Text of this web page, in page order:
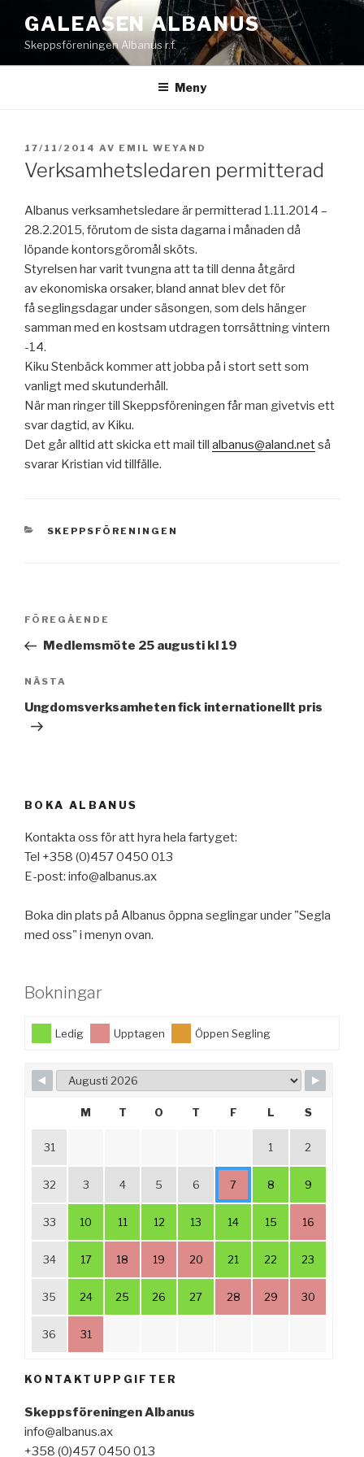
innehåll
GALEASEN ALBANUS
Skeppsföreningen Albanus r.f.
Meny
PUBLICERAT
17/11/2014 AV EMIL WEYAND
Verksamhetsledaren permitterad
Albanus verksamhetsledare är permitterad 1.11.2014 –
28.2.2015, förutom de sista dagarna i månaden då
löpande kontorsgöromål sköts.
Styrelsen har varit tvungna att ta till denna åtgärd
av ekonomiska orsaker, bland annat blev det för
få seglingsdagar under säsongen, som dels hänger
samman med en kostsam utdragen torrsättning vintern
-14.
Kiku Stenbäck kommer att jobba på i stort sett som
vanligt med skutunderhåll.
När man ringer till Skeppsföreningen får man givetvis ett
svar dagtid, av Kiku.
Det går alltid att skicka ett mail till albanus@aland.netså
svarar Kristian vid tillfälle.
KATEGORIER
SKEPPSFÖRENINGEN
Inläggsnavigering
Föregående
inlägg
FÖREGÅENDE
Medlemsmöte 25 augusti kl 19
Nästa
inlägg
NÄSTA
Ungdomsverksamheten fick internationellt pris
BOKA ALBANUS
Kontakta oss för att hyra hela fartyget:
Tel +358 (0)457 0450 013
E-post: info@albanus.ax
Boka din plats på Albanus öppna seglingar under "Segla
med oss" i menyn ovan.
Bokningar
Ledig Upptagen Öppen Segling
M T O T F L S
31 1 2
32 3 4 5 6 7 8 9
33 10 11 12 13 14 15 16
34 17 18 19 20 21 22 23
35 24 25 26 27 28 29 30
36 31
KONTAKTUPPGIFTER
Skeppsföreningen Albanus
info@albanus.ax
+358 (0)457 0450 013